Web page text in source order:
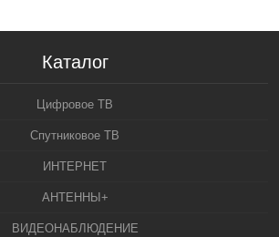
Каталог
Цифровое ТВ
Спутниковое ТВ
ИНТЕРНЕТ
АНТЕННЫ+
ВИДЕОНАБЛЮДЕНИЕ